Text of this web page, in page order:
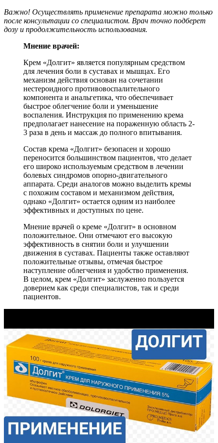
Важно! Осуществлять применение препарата можно только
после консультации со специалистом. Врач точно подберет
дозу и продолжительность использования.
Мнение врачей:
Крем «Долгит» является популярным средством
для лечения боли в суставах и мышцах. Его
механизм действия основан на сочетании
нестероидного противовоспалительного
компонента и анальгетика, что обеспечивает
быстрое облегчение боли и уменьшение
воспаления. Инструкция по применению крема
предполагает нанесение на пораженную область 2-
3 раза в день и массаж до полного впитывания.
Состав крема «Долгит» безопасен и хорошо
переносится большинством пациентов, что делает
его широко используемым средством в лечении
болевых синдромов опорно-двигательного
аппарата. Среди аналогов можно выделить кремы
с похожим составом и механизмом действия,
однако «Долгит» остается одним из наиболее
эффективных и доступных по цене.
Мнение врачей о креме «Долгит» в основном
положительное. Они отмечают его высокую
эффективность в снятии боли и улучшении
движения в суставах. Пациенты также оставляют
положительные отзывы, отмечая быстрое
наступление облегчения и удобство применения.
В целом, крем «Долгит» заслуженно пользуется
доверием как среди специалистов, так и среди
пациентов.